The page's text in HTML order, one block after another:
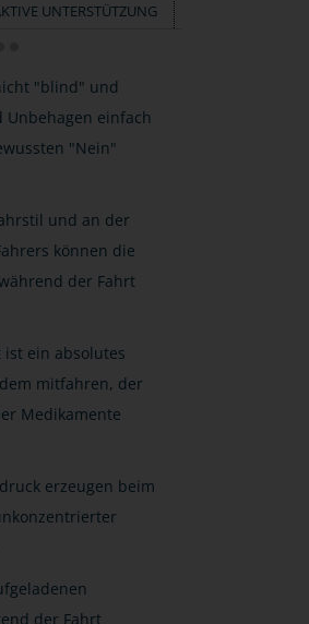
UNTERSTÜTZUNG
"blind" und
einfach
"Nein"
und an der
können die
der Fahrt
ist ein absolutes
mitfahren, der
Medikamente
erzeugen beim
der Fahrt